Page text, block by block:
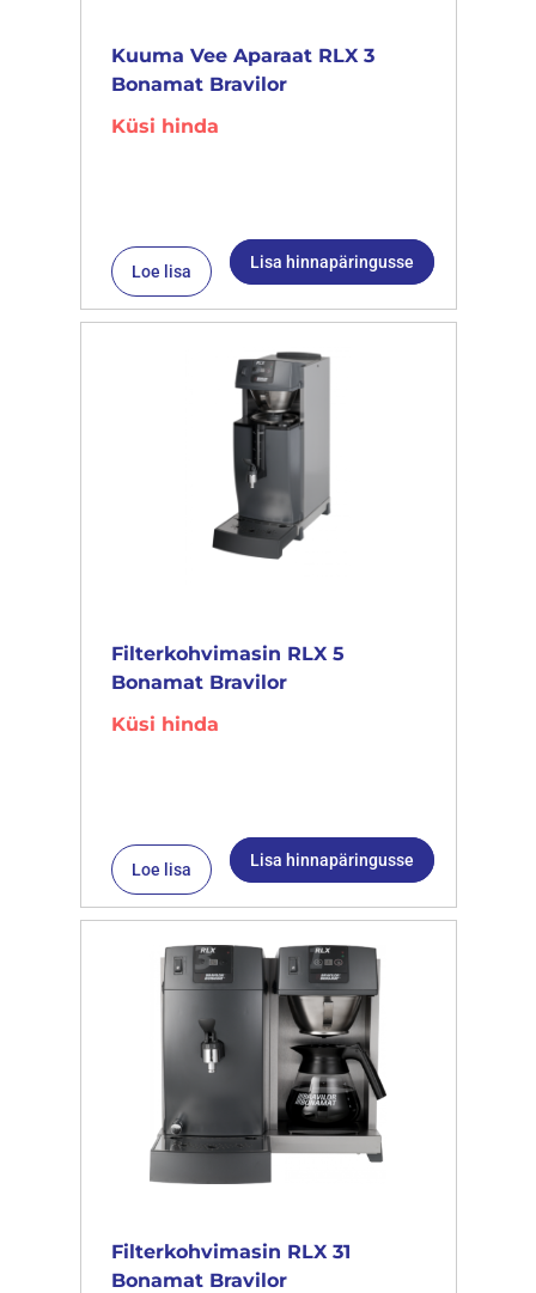
Kuuma Vee Aparaat RLX 3
Bonamat Bravilor
Küsi hinda
Loe lisa Lisa hinnapäringusse
Filterkohvimasin RLX 5
Bonamat Bravilor
Küsi hinda
Loe lisa Lisa hinnapäringusse
Filterkohvimasin RLX 31
Bonamat Bravilor